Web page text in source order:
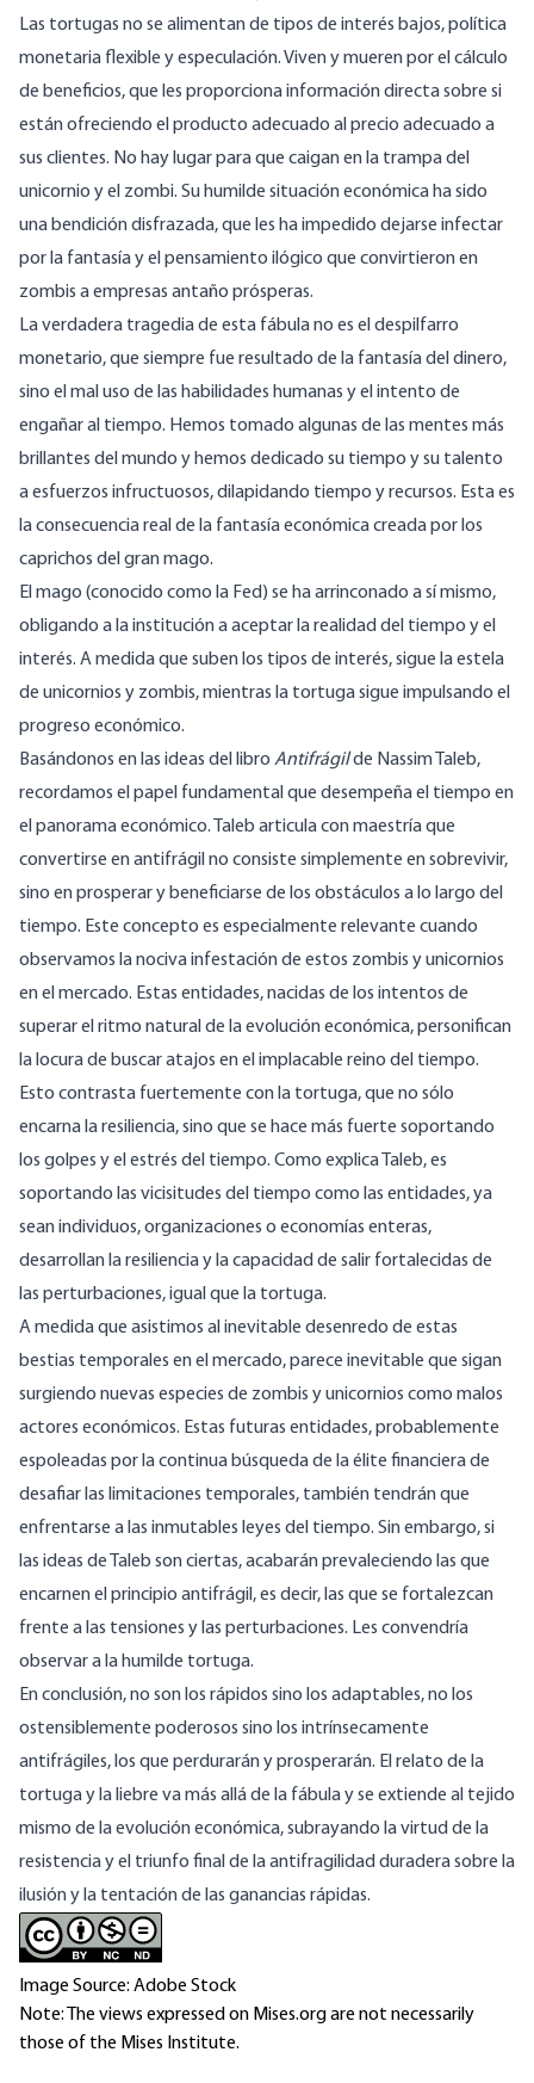
Las tortugas no se alimentan de tipos de interés bajos, política
monetaria flexible y especulación. Viven y mueren por el cálculo
de beneficios, que les proporciona información directa sobre si
están ofreciendo el producto adecuado al precio adecuado a
sus clientes. No hay lugar para que caigan en la trampa del
unicornio y el zombi. Su humilde situación económica ha sido
una bendición disfrazada, que les ha impedido dejarse infectar
por la fantasía y el pensamiento ilógico que convirtieron en
zombis a empresas antaño prósperas.
La verdadera tragedia de esta fábula no es el despilfarro
monetario, que siempre fue resultado de la fantasía del dinero,
sino el mal uso de las habilidades humanas y el intento de
engañar al tiempo. Hemos tomado algunas de las mentes más
brillantes del mundo y hemos dedicado su tiempo y su talento
a esfuerzos infructuosos, dilapidando tiempo y recursos. Esta es
la consecuencia real de la fantasía económica creada por los
caprichos del gran mago.
El mago (conocido como la Fed) se ha arrinconado a sí mismo,
obligando a la institución a aceptar la realidad del tiempo y el
interés. A medida que suben los tipos de interés, sigue la estela
de unicornios y zombis, mientras la tortuga sigue impulsando el
progreso económico.
Basándonos en las ideas del libro Antifrágilde Nassim Taleb,
recordamos el papel fundamental que desempeña el tiempo en
el panorama económico. Taleb articula con maestría que
convertirse en antifrágil no consiste simplemente en sobrevivir,
sino en prosperar y beneficiarse de los obstáculos a lo largo del
tiempo. Este concepto es especialmente relevante cuando
observamos la nociva infestación de estos zombis y unicornios
en el mercado. Estas entidades, nacidas de los intentos de
superar el ritmo natural de la evolución económica, personifican
la locura de buscar atajos en el implacable reino del tiempo.
Esto contrasta fuertemente con la tortuga, que no sólo
encarna la resiliencia, sino que se hace más fuerte soportando
los golpes y el estrés del tiempo. Como explica Taleb, es
soportando las vicisitudes del tiempo como las entidades, ya
sean individuos, organizaciones o economías enteras,
desarrollan la resiliencia y la capacidad de salir fortalecidas de
las perturbaciones, igual que la tortuga.
A medida que asistimos al inevitable desenredo de estas
bestias temporales en el mercado, parece inevitable que sigan
surgiendo nuevas especies de zombis y unicornios como malos
actores económicos. Estas futuras entidades, probablemente
espoleadas por la continua búsqueda de la élite financiera de
desafiar las limitaciones temporales, también tendrán que
enfrentarse a las inmutables leyes del tiempo. Sin embargo, si
las ideas de Taleb son ciertas, acabarán prevaleciendo las que
encarnen el principio antifrágil, es decir, las que se fortalezcan
frente a las tensiones y las perturbaciones. Les convendría
observar a la humilde tortuga.
En conclusión, no son los rápidos sino los adaptables, no los
ostensiblemente poderosos sino los intrínsecamente
antifrágiles, los que perdurarán y prosperarán. El relato de la
tortuga y la liebre va más allá de la fábula y se extiende al tejido
mismo de la evolución económica, subrayando la virtud de la
resistencia y el triunfo final de la antifragilidad duradera sobre la
ilusión y la tentación de las ganancias rápidas.
Image Source: Adobe Stock
Note: The views expressed on Mises.org are not necessarily
those of the Mises Institute.